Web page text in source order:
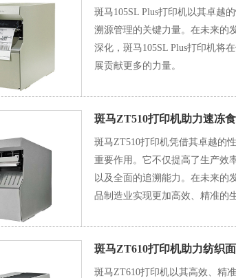
斑马105SL Plus打印机以其卓越
溯源管理的关键力量。在未来的
深化，斑马105SL Plus打印机将
展贡献更多的力量。
斑马ZT510打印机助力速冻
斑马ZT510打印机凭借其卓越的
重要作用。它不仅提高了生产效
以及全面的追溯能力。在未来的
品制造业实现更加高效、精准的
斑马ZT610打印机助力纺织
斑马ZT610打印机以其高效、精